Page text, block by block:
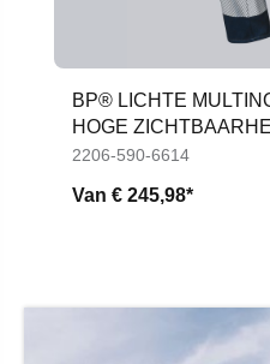
BP® LICHTE
HOGE
2206-590-6614
Van € 245,98*